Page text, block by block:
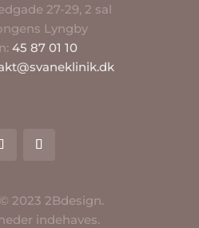
27-29, 2 sal
Lyngby
45 87 01 10
2023 2Bdesign.
indehaves.